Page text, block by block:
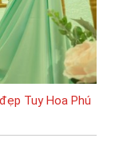
Tuy Hoa Phú